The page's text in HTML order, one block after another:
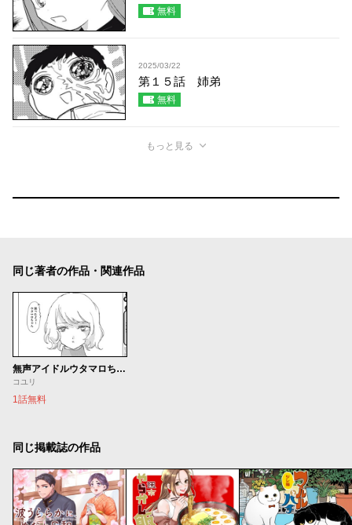
無料
2025/03/22
第１５話 姉弟
無料
もっと見る
同じ著者の作品・関連作品
無声アイドルウタマロちゃん
コユリ
1話無料
同じ掲載誌の作品